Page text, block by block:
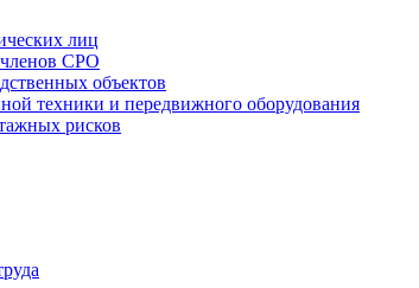
лиц
членов СРО
объектов
техники и передвижного оборудования
рисков